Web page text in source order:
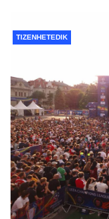
TIZENHETEDIK